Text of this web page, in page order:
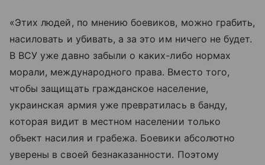
«Этих людей, по мнению боевиков, можно грабить,
насиловать и убивать, а за это им ничего не будет.
В ВСУ уже давно забыли о каких-либо нормах
морали, международного права. Вместо того,
чтобы защищать гражданское население,
украинская армия уже превратилась в банду,
которая видит в местном населении только
объект насилия и грабежа. Боевики абсолютно
уверены в своей безнаказанности. Поэтому